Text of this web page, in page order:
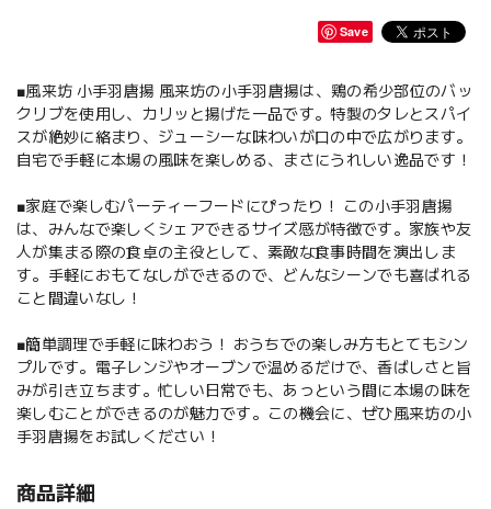
Save
■風来坊 小手羽唐揚 風来坊の小手羽唐揚は、鶏の希少部位のバッ
クリブを使用し、カリッと揚げた一品です。特製のタレとスパイ
スが絶妙に絡まり、ジューシーな味わいが口の中で広がります。
自宅で手軽に本場の風味を楽しめる、まさにうれしい逸品です！
■家庭で楽しむパーティーフードにぴったり！ この小手羽唐揚
は、みんなで楽しくシェアできるサイズ感が特徴です。家族や友
人が集まる際の食卓の主役として、素敵な食事時間を演出しま
す。手軽におもてなしができるので、どんなシーンでも喜ばれる
こと間違いなし！
■簡単調理で手軽に味わおう！ おうちでの楽しみ方もとてもシン
プルです。電子レンジやオーブンで温めるだけで、香ばしさと旨
みが引き立ちます。忙しい日常でも、あっという間に本場の味を
楽しむことができるのが魅力です。この機会に、ぜひ風来坊の小
手羽唐揚をお試しください！
商品詳細